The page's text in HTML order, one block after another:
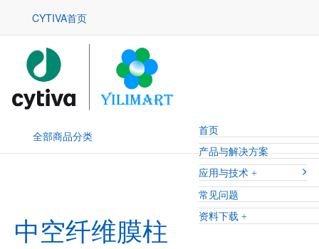
CYTIVA首页
全部商品分类
首页
产品与解决方案
应用与技术
常见问题
资料下载
中空纤维膜柱